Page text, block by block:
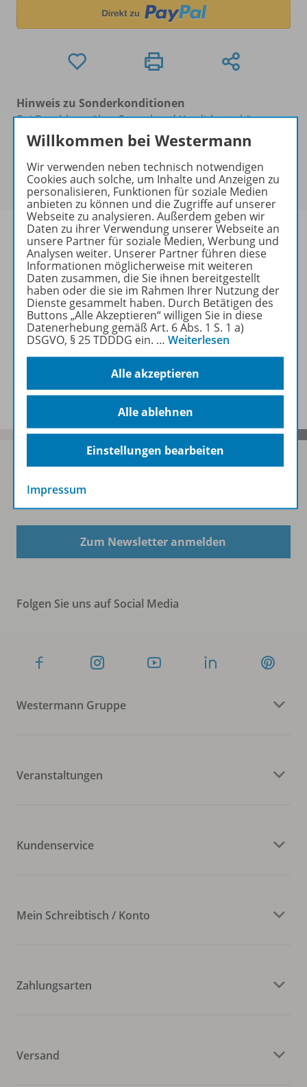
Hinweis zu Sonderkonditionen
Bei Bezahlung über Paypal und Kreditkarte können
keine Sonderkonditionen gewährt werden.
Um den für Sie gültigen Preis zu sehen,melden Sie
sich bitte an.
Informationen
Weitere Inhalte der Ausgabe
Sofort profitieren
Zum Newsletter anmelden
Folgen Sie uns auf Social Media
Westermann Gruppe
Veranstaltungen
Kundenservice
Mein Schreibtisch / Konto
Zahlungsarten
Versand
Willkommen bei Westermann
Wir verwenden neben technisch notwendigen
Cookies auch solche, um Inhalte und Anzeigen zu
personalisieren, Funktionen für soziale Medien
anbieten zu können und die Zugriffe auf unserer
Webseite zu analysieren. Außerdem geben wir
Daten zu ihrer Verwendung unserer Webseite an
unsere Partner für soziale Medien, Werbung und
Analysen weiter. Unserer Partner führen diese
Informationen möglicherweise mit weiteren
Daten zusammen, die Sie ihnen bereitgestellt
haben oder die sie im Rahmen Ihrer Nutzung der
Dienste gesammelt haben. Durch Betätigen des
Buttons „Alle Akzeptieren“ willigen Sie in diese
Datenerhebung gemäß Art. 6 Abs. 1 S. 1 a)
DSGVO, § 25 TDDDG ein. … Weiterlesen
Alle akzeptieren
Alle ablehnen
Einstellungen bearbeiten
Impressum